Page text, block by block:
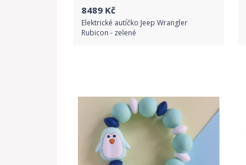
8489 Kč
Elektrické autíčko Jeep Wrangler
Rubicon - zelené
Detail produktu